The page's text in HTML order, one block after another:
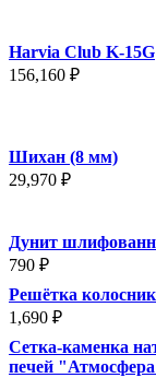
Harvia Club K-15G
156,160 ₽
Шихан (8 мм)
29,970 ₽
Дунит
790 ₽
Решётка
1,690 ₽
Сетка-каменка
печей